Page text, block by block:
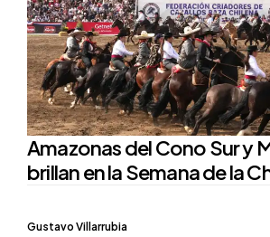
Amazonas del Cono Sur y
brillan en la Semana de la
Posted
Gustavo Villarrubia